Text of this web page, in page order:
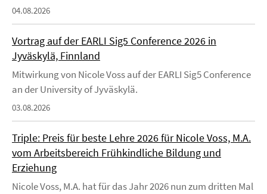
04.08.2026
Vortrag auf der EARLI Sig5 Conference 2026 in
Jyväskylä, Finnland
Mitwirkung von Nicole Voss auf der EARLI Sig5 Conference
an der University of Jyväskylä.
03.08.2026
Triple: Preis für beste Lehre 2026 für Nicole Voss, M.A.
vom Arbeitsbereich Frühkindliche Bildung und
Erziehung
Nicole Voss, M.A. hat für das Jahr 2026 nun zum dritten Mal